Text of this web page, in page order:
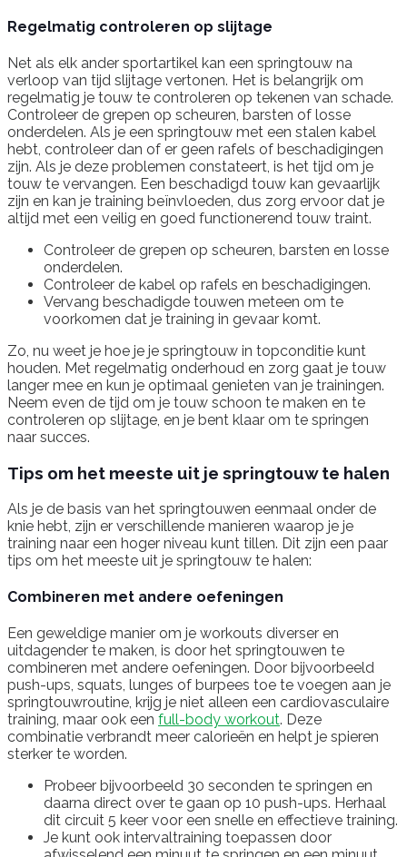
Regelmatig controleren op slijtage
Net als elk ander sportartikel kan een springtouw na
verloop van tijd slijtage vertonen. Het is belangrijk om
regelmatig je touw te controleren op tekenen van schade.
Controleer de grepen op scheuren, barsten of losse
onderdelen. Als je een springtouw met een stalen kabel
hebt, controleer dan of er geen rafels of beschadigingen
zijn. Als je deze problemen constateert, is het tijd om je
touw te vervangen. Een beschadigd touw kan gevaarlijk
zijn en kan je training beïnvloeden, dus zorg ervoor dat je
altijd met een veilig en goed functionerend touw traint.
Controleer de grepen op scheuren, barsten en losse
onderdelen.
Controleer de kabel op rafels en beschadigingen.
Vervang beschadigde touwen meteen om te
voorkomen dat je training in gevaar komt.
Zo, nu weet je hoe je je springtouw in topconditie kunt
houden. Met regelmatig onderhoud en zorg gaat je touw
langer mee en kun je optimaal genieten van je trainingen.
Neem even de tijd om je touw schoon te maken en te
controleren op slijtage, en je bent klaar om te springen
naar succes.
Tips om het meeste uit je springtouw te halen
Als je de basis van het springtouwen eenmaal onder de
knie hebt, zijn er verschillende manieren waarop je je
training naar een hoger niveau kunt tillen. Dit zijn een paar
tips om het meeste uit je springtouw te halen:
Combineren met andere oefeningen
Een geweldige manier om je workouts diverser en
uitdagender te maken, is door het springtouwen te
combineren met andere oefeningen. Door bijvoorbeeld
push-ups, squats, lunges of burpees toe te voegen aan je
springtouwroutine, krijg je niet alleen een cardiovasculaire
training, maar ook een full-body workout. Deze
combinatie verbrandt meer calorieën en helpt je spieren
sterker te worden.
Probeer bijvoorbeeld 30 seconden te springen en
daarna direct over te gaan op 10 push-ups. Herhaal
dit circuit 5 keer voor een snelle en effectieve training.
Je kunt ook intervaltraining toepassen door